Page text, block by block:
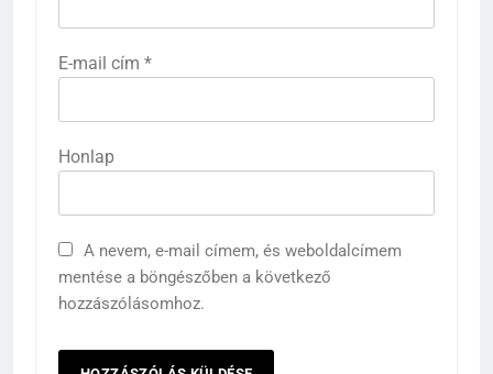
E-mail cím *
Honlap
A nevem, e-mail címem, és weboldalcímem
mentése a böngészőben a következő
hozzászólásomhoz.